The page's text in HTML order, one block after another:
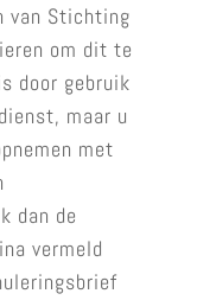
van Stichting
om dit te
door gebruik
maar u
met
dan de
vermeld